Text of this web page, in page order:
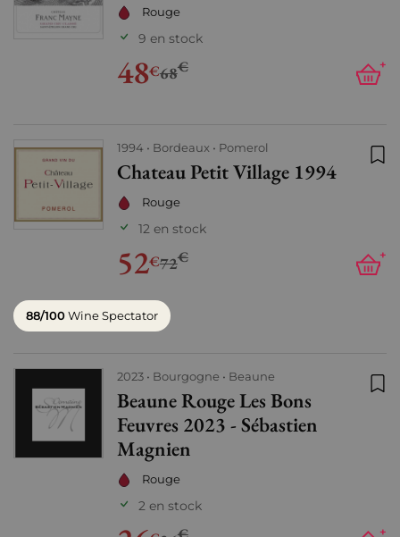
Rouge
9 en stock
48€68€ +
1994 Bordeaux Pomerol
Chateau Petit Village 1994
Rouge
12 en stock
52€72€ +
88/100Wine Spectator
2023 Bourgogne Beaune
Beaune Rouge Les Bons
Feuvres 2023 - Sébastien
Magnien
Rouge
2 en stock
+